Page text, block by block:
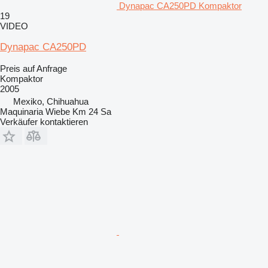
Dynapac CA250PD Kompaktor
19
VIDEO
Dynapac CA250PD
Preis auf Anfrage
Kompaktor
2005
Mexiko, Chihuahua
Maquinaria Wiebe Km 24 Sa
Verkäufer kontaktieren